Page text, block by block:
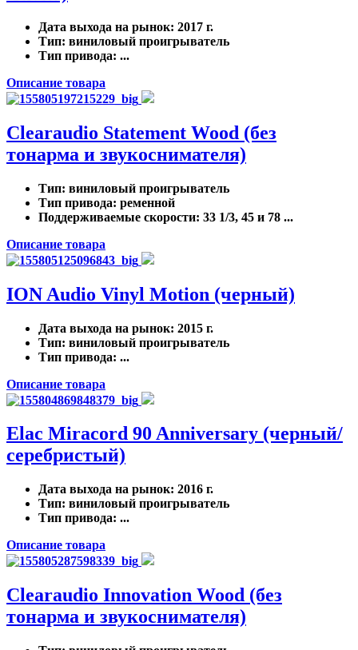
Дата выхода на рынок: 2017 г.
Тип: виниловый проигрыватель
Тип привода: ...
Описание товара
Clearaudio Statement Wood (без
тонарма и звукоснимателя)
Тип: виниловый проигрыватель
Тип привода: ременной
Поддерживаемые скорости: 33 1/3, 45 и 78 ...
Описание товара
ION Audio Vinyl Motion (черный)
Дата выхода на рынок: 2015 г.
Тип: виниловый проигрыватель
Тип привода: ...
Описание товара
Elac Miracord 90 Anniversary (черный/
серебристый)
Дата выхода на рынок: 2016 г.
Тип: виниловый проигрыватель
Тип привода: ...
Описание товара
Clearaudio Innovation Wood (без
тонарма и звукоснимателя)